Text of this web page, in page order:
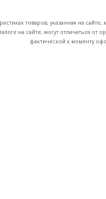
товаров, указанная на
на сайте, могут отличаться от
фактической к моменту